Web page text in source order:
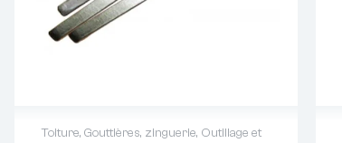
Toiture, Gouttières, zinguerie, Outillage et